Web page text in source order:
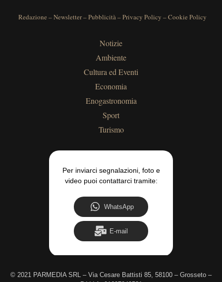
Redazione –Newsletter–Pubblicità–Privacy Policy –Cookie Policy
Notizie
Ambiente
Cultura ed Eventi
Economia
Enogastronomia
Sport
Turismo
Per inviarci segnalazioni, foto e
video puoi contattarci tramite:
WhatsApp
E-mail
© 2021 PARMEDIA SRL – Via Cesare Battisti 85, 58100 – Grosseto –